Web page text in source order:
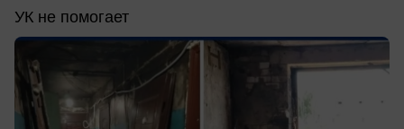
УК не помогает